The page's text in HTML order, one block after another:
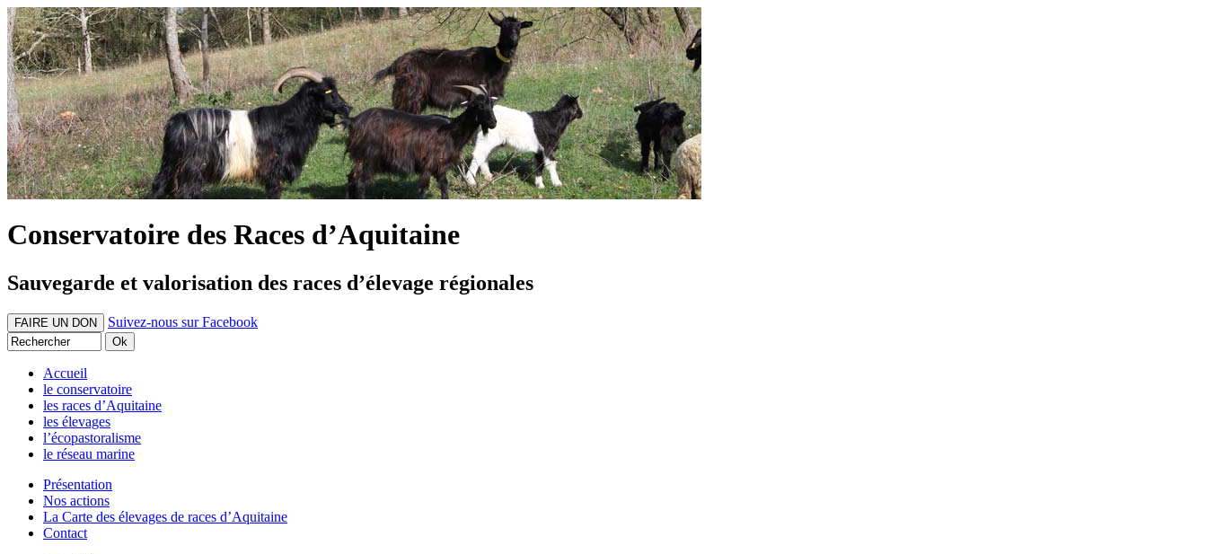
Conservatoire des Races d’Aquitaine
Sauvegarde et valorisation des races d’élevage régionales
FAIRE UN DON Suivez-nous sur Facebook
Accueil
le conservatoire
les races d’Aquitaine
les élevages
l’écopastoralisme
le réseau marine
Présentation
Nos actions
La Carte des élevages de races d’Aquitaine
Contact